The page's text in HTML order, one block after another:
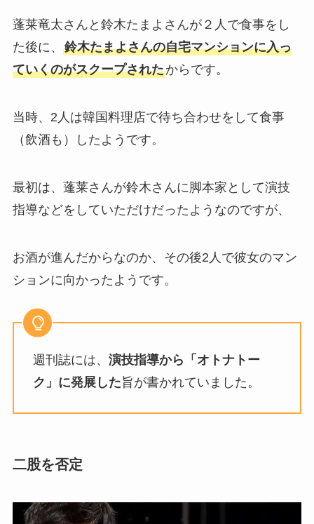
蓬莱竜太さんと鈴木たまよさんが２人で食事をし
た後に、 鈴木たまよさんの自宅マンションに入っ
ていくのがスクープされたからです。
当時、2人は韓国料理店で待ち合わせをして食事
（飲酒も）したようです。
最初は、蓬莱さんが鈴木さんに脚本家として演技
指導などをしていただけだったようなのですが、
お酒が進んだからなのか、その後2人で彼女のマン
ションに向かったようです。
週刊誌には、 演技指導から「オトナトー
ク」に発展した旨が書かれていました。
二股を否定